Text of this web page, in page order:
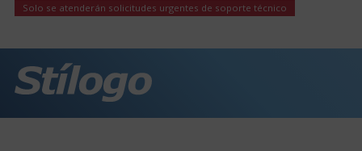
Solo se atenderán solicitudes urgentes de soporte técnico